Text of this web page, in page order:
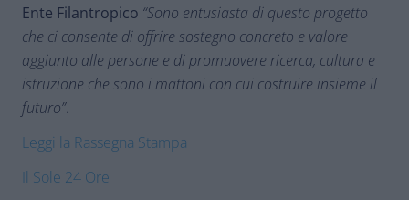
Ente Filantropico “Sono entusiasta di questo progetto
che ci consente di offrire sostegno concreto e valore
aggiunto alle persone e di promuovere ricerca, cultura e
istruzione che sono i mattoni con cui costruire insieme il
futuro”.
Leggi la Rassegna Stampa
Il Sole 24 Ore